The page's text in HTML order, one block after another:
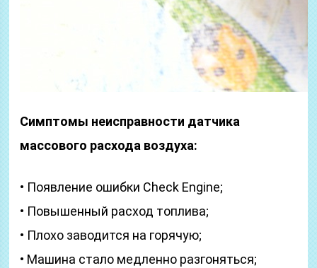
Симптомы неисправности датчика
массового расхода воздуха:
• Появление ошибки Check Engine;
• Повышенный расход топлива;
• Плохо заводится на горячую;
• Машина стало медленно разгоняться;